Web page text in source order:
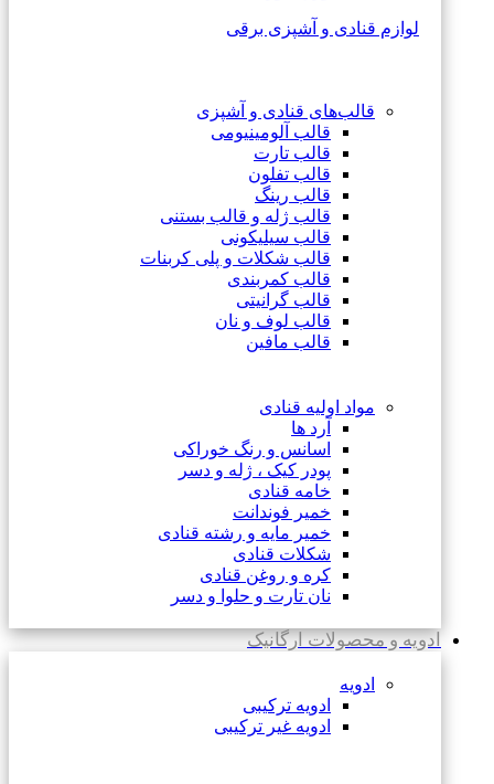
لوازم قنادی و آشپزی برقی
قالب‌های قنادی و آشپزی
قالب آلومینیومی
قالب تارت
قالب تفلون
قالب رینگ
قالب ژله و قالب بستنی
قالب سیلیکونی
قالب شکلات و پلی کربنات
قالب کمربندی
قالب گرانیتی
قالب لوف و نان
قالب مافین
مواد اولیه قنادی
آرد ها
اسانس و رنگ خوراکی
پودر کیک ، ژله و دسر
خامه قنادی
خمیر فوندانت
خمیر مایه و رشته قنادی
شکلات قنادی
کره و روغن قنادی
نان تارت و حلوا و دسر
ادویه و محصولات ارگانیک
ادویه
ادویه ترکیبی
ادویه غیر ترکیبی